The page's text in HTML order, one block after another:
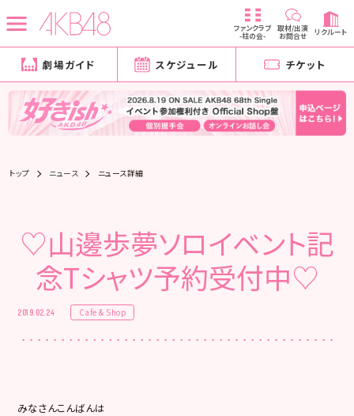
ファンクラブ
-柱の会-
取材/出演
お問合せ リクルート
劇場ガイド スケジュール チケット
トップ ニュース ニュース詳細
♡山邊歩夢ソロイベント記
念Tシャツ予約受付中♡
2019.02.24 Cafe & Shop
みなさんこんばんは